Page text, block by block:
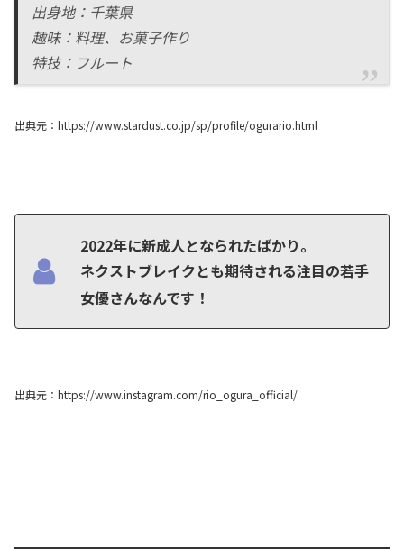
出身地：千葉県
趣味：料理、お菓子作り
特技：フルート
出典元：https://www.stardust.co.jp/sp/profile/ogurario.html
2022年に新成人となられたばかり。
ネクストブレイクとも期待される注目の若手
女優さんなんです！
出典元 ：https://www.instagram.com/rio_ogura_official/